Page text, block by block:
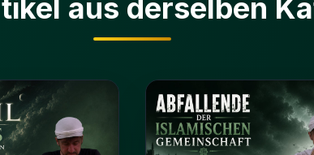
aus derselben